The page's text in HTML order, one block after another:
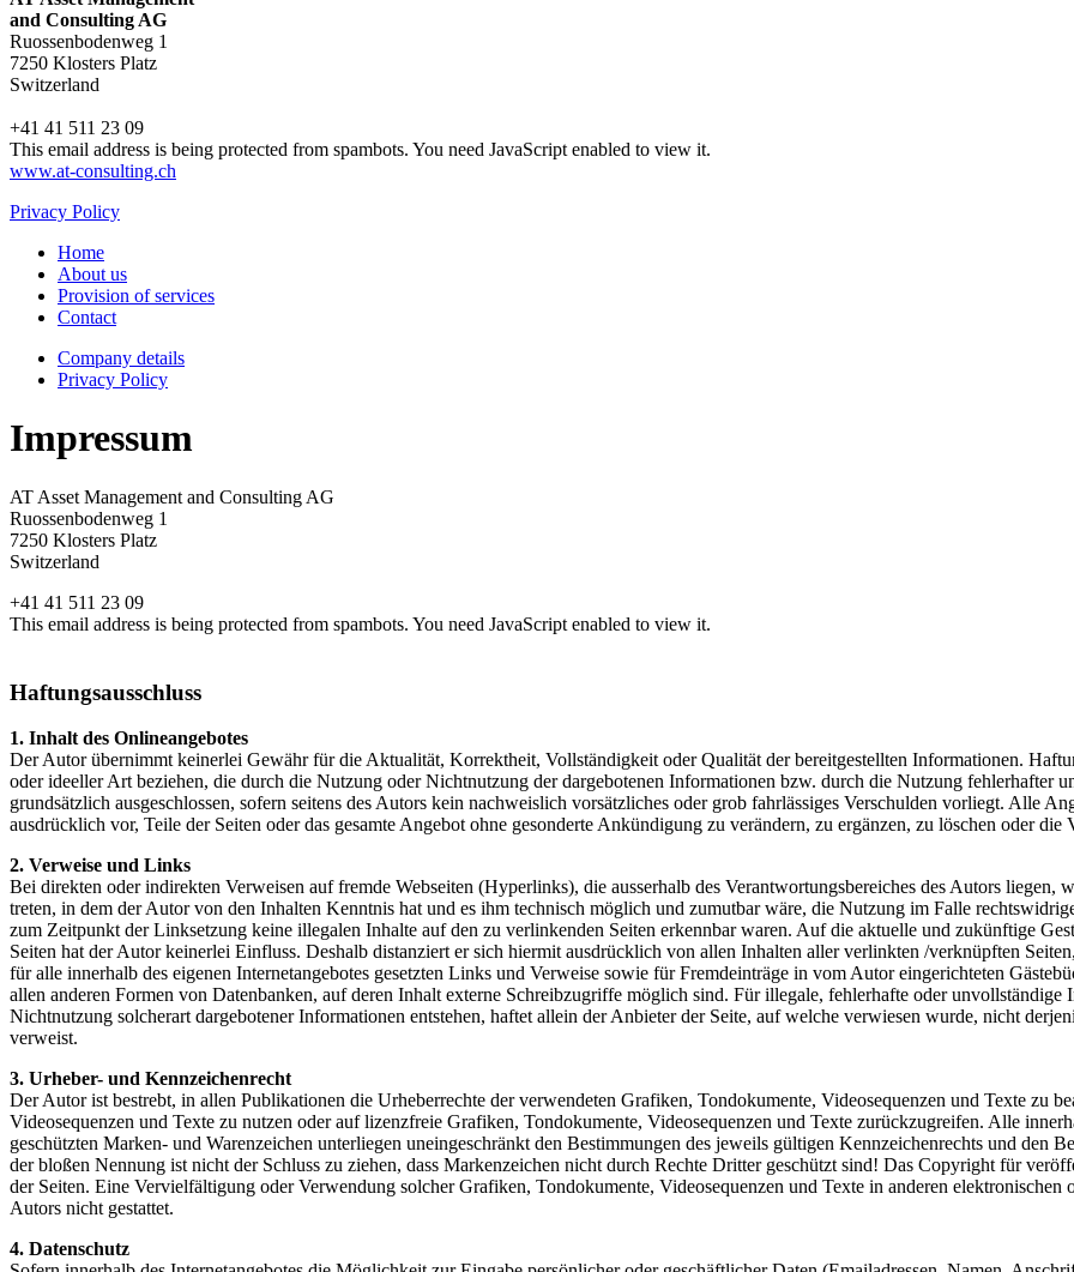
and Consulting AG
Ruossenbodenweg 1
7250 Klosters Platz
Switzerland
+41 41 511 23 09
This email address is being protected from spambots. You need JavaScript enabled to view it.
www.at-consulting.ch
Privacy Policy
Home
About us
Provision of services
Contact
Company details
Privacy Policy
Impressum
AT Asset Management and Consulting AG
Ruossenbodenweg 1
7250 Klosters Platz
Switzerland
+41 41 511 23 09
This email address is being protected from spambots. You need JavaScript enabled to view it.
Haftungsausschluss
1. Inhalt des Onlineangebotes
Der Autor übernimmt keinerlei Gewähr für die Aktualität, Korrektheit, Vollständigkeit oder Qualität der bereitgestellten Informationen.
oder ideeller Art beziehen, die durch die Nutzung oder Nichtnutzung der dargebotenen Informationen bzw. durch die Nutzung fehlerhafter
grundsätzlich ausgeschlossen, sofern seitens des Autors kein nachweislich vorsätzliches oder grob fahrlässiges Verschulden vorliegt. Alle
ausdrücklich vor, Teile der Seiten oder das gesamte Angebot ohne gesonderte Ankündigung zu verändern, zu ergänzen, zu löschen oder
2. Verweise und Links
Bei direkten oder indirekten Verweisen auf fremde Webseiten (Hyperlinks), die ausserhalb des Verantwortungsbereiches des Autors
treten, in dem der Autor von den Inhalten Kenntnis hat und es ihm technisch möglich und zumutbar wäre, die Nutzung im Falle
zum Zeitpunkt der Linksetzung keine illegalen Inhalte auf den zu verlinkenden Seiten erkennbar waren. Auf die aktuelle und zukünftige
Seiten hat der Autor keinerlei Einfluss. Deshalb distanziert er sich hiermit ausdrücklich von allen Inhalten aller verlinkten /verknüpften
für alle innerhalb des eigenen Internetangebotes gesetzten Links und Verweise sowie für Fremdeinträge in vom Autor eingerichteten
allen anderen Formen von Datenbanken, auf deren Inhalt externe Schreibzugriffe möglich sind. Für illegale, fehlerhafte oder unvollständige
Nichtnutzung solcherart dargebotener Informationen entstehen, haftet allein der Anbieter der Seite, auf welche verwiesen wurde, nicht
verweist.
3. Urheber- und Kennzeichenrecht
Der Autor ist bestrebt, in allen Publikationen die Urheberrechte der verwendeten Grafiken, Tondokumente, Videosequenzen und Texte zu
Videosequenzen und Texte zu nutzen oder auf lizenzfreie Grafiken, Tondokumente, Videosequenzen und Texte zurückzugreifen. Alle
geschützten Marken- und Warenzeichen unterliegen uneingeschränkt den Bestimmungen des jeweils gültigen Kennzeichenrechts und den
der bloßen Nennung ist nicht der Schluss zu ziehen, dass Markenzeichen nicht durch Rechte Dritter geschützt sind! Das Copyright für
der Seiten. Eine Vervielfältigung oder Verwendung solcher Grafiken, Tondokumente, Videosequenzen und Texte in anderen
Autors nicht gestattet.
4. Datenschutz